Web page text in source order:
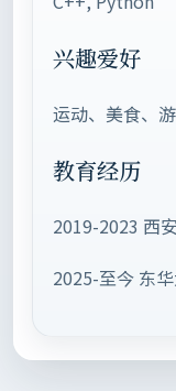
兴趣爱好
运动、美食、
教育经历
2019-2023 西
2025-至今 东